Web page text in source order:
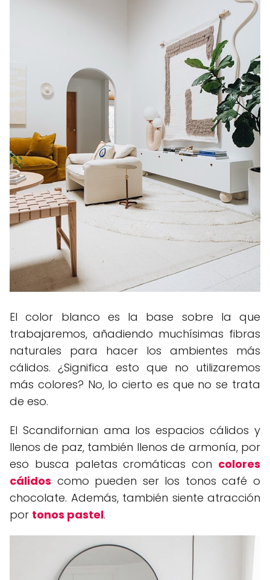
El color blanco es la base sobre la que
trabajaremos, añadiendo muchísimas fibras
naturales para hacer los ambientes más
cálidos. ¿Significa esto que no utilizaremos
más colores? No, lo cierto es que no se trata
de eso.
El Scandifornian ama los espacios cálidos y
llenos de paz, también llenos de armonía, por
eso busca paletas cromáticas con colores
cálidos como pueden ser los tonos café o
chocolate. Además, también siente atracción
por tonos pastel.